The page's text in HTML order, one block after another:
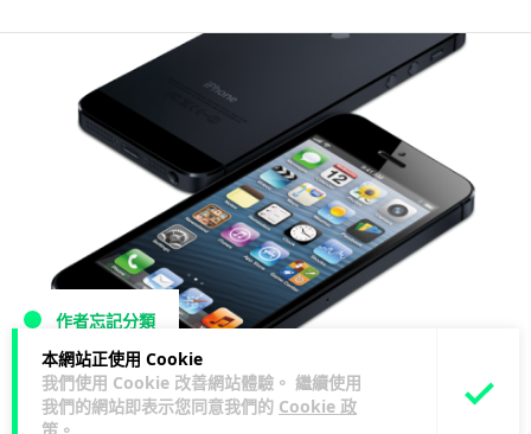
本網站正使用 Cookie
我們使用 Cookie 改善網站體驗。 繼續使用
我們的網站即表示您同意我們的 Cookie 政
作者忘記分類
iPhone 5 玩跑分，快足 New iPad 一倍有多
14 年前